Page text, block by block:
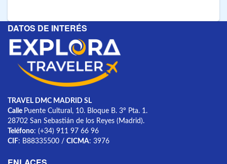
DATOS DE INTERÉS
TRAVEL DMC MADRID SL
Calle Puente Cultural, 10. Bloque B. 3º Pta. 1.
28702 San Sebastián de los Reyes (Madrid).
Teléfono: (+34) 911 97 66 96
CIF: B88335500 / CICMA: 3976